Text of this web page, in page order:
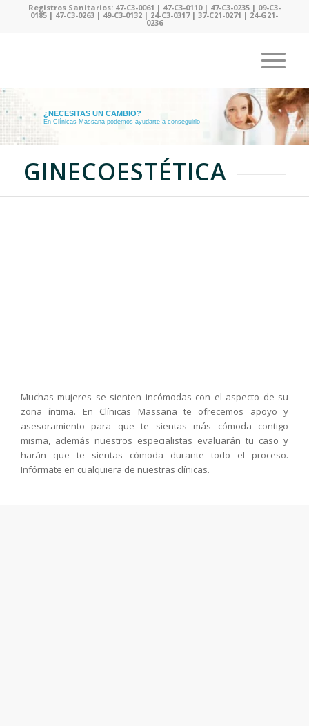
Registros Sanitarios: 47-C3-0061 | 47-C3-0110 | 47-C3-0235 | 09-C3-
0185 | 47-C3-0263 | 49-C3-0132 | 24-C3-0317 | 37-C21-0271 | 24-G21-
0236
En Clínicas Massana podemos ayudarte a conseguirlo
¿NECESITAS UN CAMBIO?
GINECOESTÉTICA
Muchas mujeres se sienten incómodas con el aspecto de su
zona íntima. En Clínicas Massana te ofrecemos apoyo y
asesoramiento para que te sientas más cómoda contigo
misma, además nuestros especialistas evaluarán tu caso y
harán que te sientas cómoda durante todo el proceso.
Infórmate en cualquiera de nuestras clínicas.